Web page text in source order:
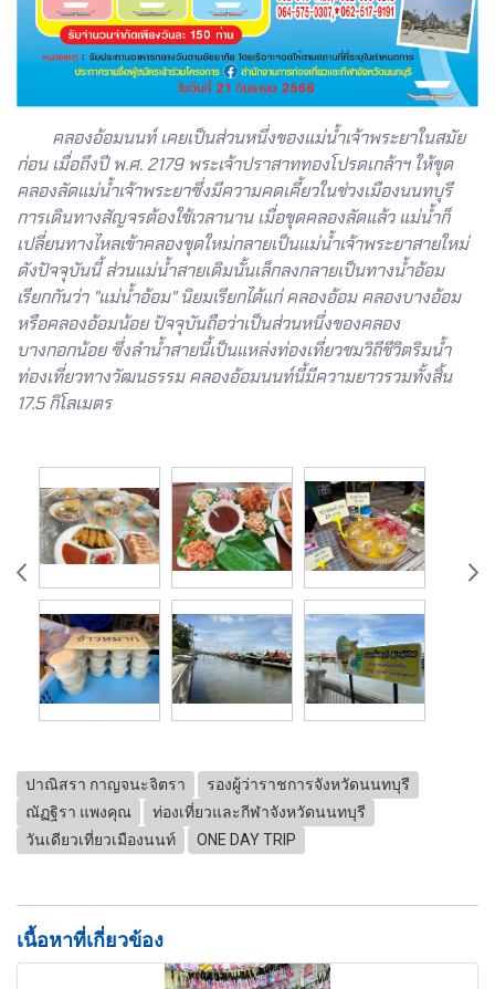
คลองอ้อมนนท์ เคยเป็นส่วนหนึ่งของแม่น้ำเจ้าพระยาในสมัย
ก่อน เมื่อถึงปี พ.ศ. 2179 พระเจ้าปราสาททองโปรดเกล้าฯ ให้ขุด
คลองลัดแม่น้ำเจ้าพระยาซึ่งมีความคดเคี้ยวในช่วงเมืองนนทบุรี
การเดินทางสัญจรต้องใช้เวลานาน เมื่อขุดคลองลัดแล้ว แม่น้ำก็
เปลี่ยนทางไหลเข้าคลองขุดใหม่กลายเป็นแม่น้ำเจ้าพระยาสายใหม่
ดังปัจจุบันนี้ ส่วนแม่น้ำสายเดิมนั้นเล็กลงกลายเป็นทางน้ำอ้อม
เรียกกันว่า "แม่น้ำอ้อม" นิยมเรียกได้แก่ คลองอ้อม คลองบางอ้อม
หรือคลองอ้อมน้อย ปัจจุบันถือว่าเป็นส่วนหนึ่งของคลอง
บางกอกน้อย ซึ่งลำน้ำสายนี้เป็นแหล่งท่องเที่ยวชมวิถีชีวิตริมน้ำ
ท่องเที่ยวทางวัฒนธรรม คลองอ้อมนนท์นี้มีความยาวรวมทั้งสิ้น
17.5 กิโลเมตร
ปาณิสรา กาญจนะจิตรา
รองผู้ว่าราชการจังหวัดนนทบุรี
ณัฏฐิรา แพงคุณ
ท่องเที่ยวและกีฬาจังหวัดนนทบุรี
วันเดียวเที่ยวเมืองนนท์
ONE DAY TRIP
เนื้อหาที่เกี่ยวข้อง